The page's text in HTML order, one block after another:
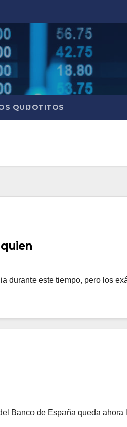
QUIJOTITOS
durante este tiempo, pero los
Banco de España queda ahora